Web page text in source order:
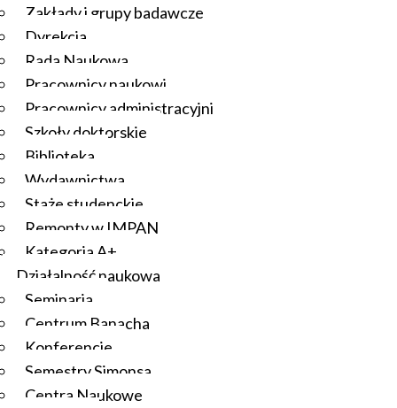
Zakłady i grupy badawcze
Dyrekcja
Rada Naukowa
Pracownicy naukowi
Pracownicy administracyjni
Szkoły doktorskie
Biblioteka
Wydawnictwa
Staże studenckie
Remonty w IMPAN
Kategoria A+
Działalność naukowa
Seminaria
Centrum Banacha
Konferencje
Semestry Simonsa
Centra Naukowe